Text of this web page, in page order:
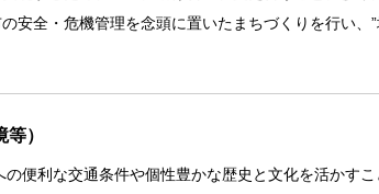
安全・危機管理を念頭に置いたまちづくりを行い、
）
便利な交通条件や個性豊かな歴史と文化を活かす